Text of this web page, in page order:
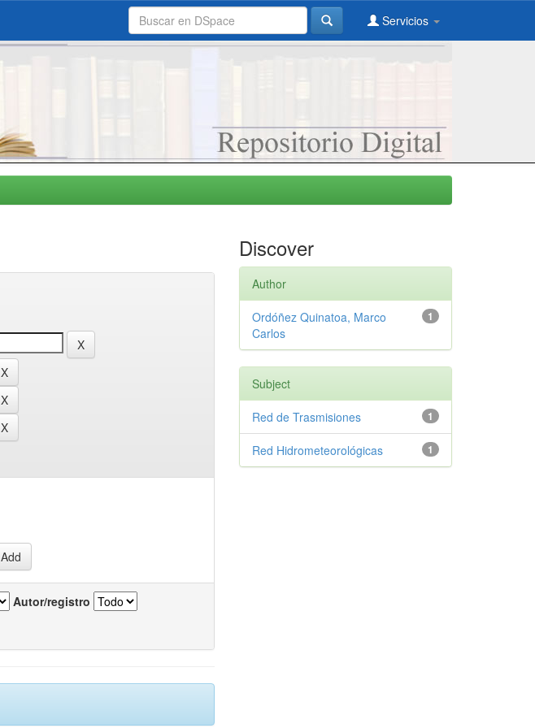
Servicios
Autor/registro
Discover
Author
1
Ordóñez Quinatoa, Marco
Carlos
Subject
1
Red de Trasmisiones
1
Red Hidrometeorológicas